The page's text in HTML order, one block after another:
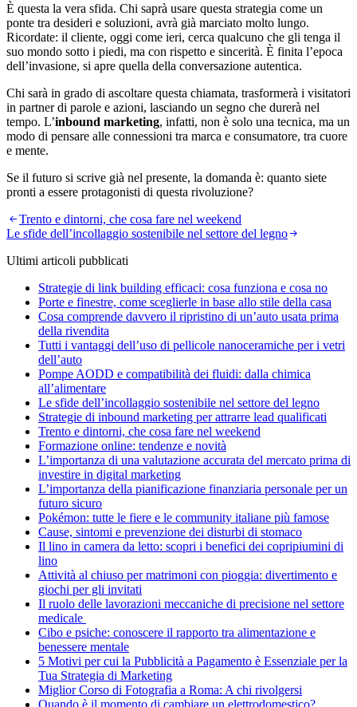
È questa la vera sfida. Chi saprà usare questa strategia come un
ponte tra desideri e soluzioni, avrà già marciato molto lungo.
Ricordate: il cliente, oggi come ieri, cerca qualcuno che gli tenga il
suo mondo sotto i piedi, ma con rispetto e sincerità. È finita l’epoca
dell’invasione, si apre quella della conversazione autentica.
Chi sarà in grado di ascoltare questa chiamata, trasformerà i visitatori
in partner di parole e azioni, lasciando un segno che durerà nel
tempo. L’inbound marketing, infatti, non è solo una tecnica, ma un
modo di pensare alle connessioni tra marca e consumatore, tra cuore
e mente.
Se il futuro si scrive già nel presente, la domanda è: quanto siete
pronti a essere protagonisti di questa rivoluzione?
Navigazione
articoli
Trento e dintorni, che cosa fare nel weekend
Le sfide dell’incollaggio sostenibile nel settore del legno
Ultimi articoli pubblicati
Strategie di link building efficaci: cosa funziona e cosa no
Porte e finestre, come sceglierle in base allo stile della casa
Cosa comprende davvero il ripristino di un’auto usata prima
della rivendita
Tutti i vantaggi dell’uso di pellicole nanoceramiche per i vetri
dell’auto
Pompe AODD e compatibilità dei fluidi: dalla chimica
all’alimentare
Le sfide dell’incollaggio sostenibile nel settore del legno
Strategie di inbound marketing per attrarre lead qualificati
Trento e dintorni, che cosa fare nel weekend
Formazione online: tendenze e novità
L’importanza di una valutazione accurata del mercato prima di
investire in digital marketing
L’importanza della pianificazione finanziaria personale per un
futuro sicuro
Pokémon: tutte le fiere e le community italiane più famose
Cause, sintomi e prevenzione dei disturbi di stomaco
Il lino in camera da letto: scopri i benefici dei copripiumini di
lino
Attività al chiuso per matrimoni con pioggia: divertimento e
giochi per gli invitati
Il ruolo delle lavorazioni meccaniche di precisione nel settore
medicale
Cibo e psiche: conoscere il rapporto tra alimentazione e
benessere mentale
5 Motivi per cui la Pubblicità a Pagamento è Essenziale per la
Tua Strategia di Marketing
Miglior Corso di Fotografia a Roma: A chi rivolgersi
Quando è il momento di cambiare un elettrodomestico?